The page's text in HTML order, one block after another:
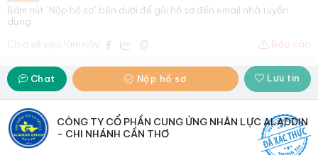
Bấm nút "Nộp hồ sơ" bên dưới để gửi hồ sơ đến email nhà tuyển
dụng
Chia sẻ việc làm này:
Báo cáo
Chat Nộp hồ sơ Lưu tin
CÔNG TY CỔ PHẦN CUNG ỨNG NHÂN LỰC ALADDIN
- CHI NHÁNH CẦN THƠ